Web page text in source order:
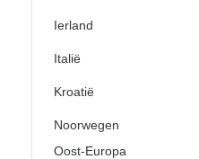
Ierland
Italië
Kroatië
Noorwegen
Oost-Europa